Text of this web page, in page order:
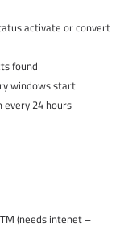
activate or convert
found.
windows start.
24 hours.
(needs intenet